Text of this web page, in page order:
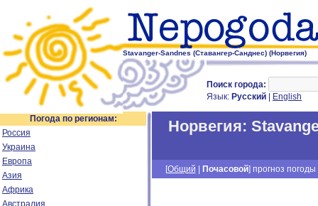
Stavanger-Sandnes (Ставангер-Санднес) (Норвегия)
Поиск города:
Язык: Русский English
Погода по регионам:
Россия
Украина
Европа
Азия
Африка
Австралия
Норвегия:
[Общий Почасовой] прогноз погоды